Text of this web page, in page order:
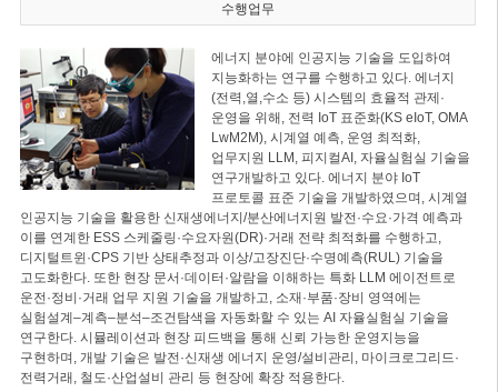
수행업무
에너지 분야에 인공지능 기술을 도입하여
지능화하는 연구를 수행하고 있다. 에너지
(전력,열,수소 등) 시스템의 효율적 관제·
운영을 위해, 전력 IoT 표준화(KS eIoT, OMA
LwM2M), 시계열 예측, 운영 최적화,
업무지원 LLM, 피지컬AI, 자율실험실 기술을
연구개발하고 있다. 에너지 분야 IoT
프로토콜 표준 기술을 개발하였으며, 시계열
인공지능 기술을 활용한 신재생에너지/분산에너지원 발전·수요·가격 예측과
이를 연계한 ESS 스케줄링·수요자원(DR)·거래 전략 최적화를 수행하고,
디지털트윈·CPS 기반 상태추정과 이상/고장진단·수명예측(RUL) 기술을
고도화한다. 또한 현장 문서·데이터·알람을 이해하는 특화 LLM 에이전트로
운전·정비·거래 업무 지원 기술을 개발하고, 소재·부품·장비 영역에는
실험설계–계측–분석–조건탐색을 자동화할 수 있는 AI 자율실험실 기술을
연구한다. 시뮬레이션과 현장 피드백을 통해 신뢰 가능한 운영지능을
구현하며, 개발 기술은 발전·신재생 에너지 운영/설비관리, 마이크로그리드·
전력거래, 철도·산업설비 관리 등 현장에 확장 적용한다.